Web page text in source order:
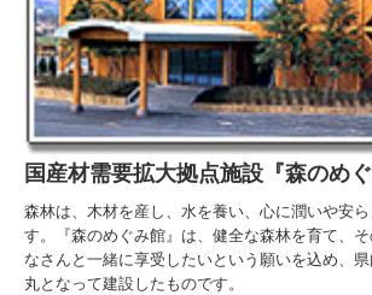
国産材需要拡大拠点施設『森のめぐ
森林は、木材を産し、水を養い、心に潤いや安
す。『森のめぐみ館』は、健全な森林を育て、
なさんと一緒に享受したいという願いを込め、
丸となって建設したものです。